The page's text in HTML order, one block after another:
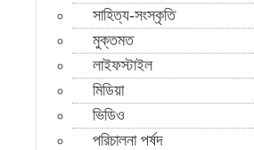
সাহিত্য-সংস্কৃতি
মুক্তমত
লাইফস্টাইল
মিডিয়া
ভিডিও
পরিচালনা পর্ষদ